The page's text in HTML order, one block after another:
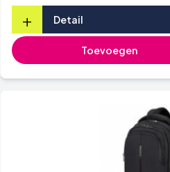
+ Detail
Toevoegen